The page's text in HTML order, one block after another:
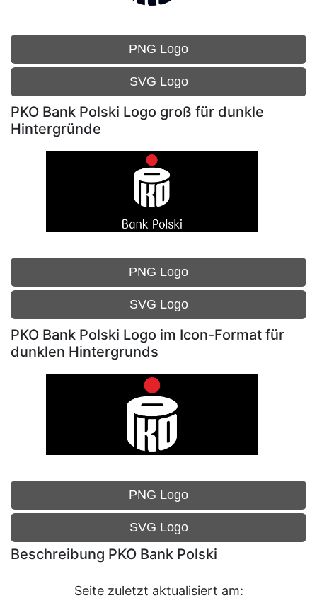
PNG Logo
SVG Logo
PKO Bank Polski Logo groß für dunkle
Hintergründe
PNG Logo
SVG Logo
PKO Bank Polski Logo im Icon-Format für
dunklen Hintergrunds
PNG Logo
SVG Logo
Beschreibung PKO Bank Polski
Seite zuletzt aktualisiert am: